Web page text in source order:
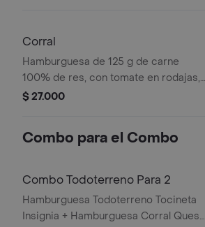
Corral
Hamburguesa de 125 g de carne
100% de res, con tomate en rodajas,
cebolla en rodajas, lechuga, salsa
$ 27.000
Combo para el Combo
Combo Todoterreno Para 2
Hamburguesa Todoterreno Tocineta
Insignia + Hamburguesa Corral Queso